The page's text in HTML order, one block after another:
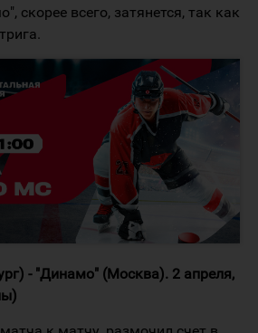
скорее всего, затянется, так как
- "Динамо" (Москва). 2 апреля,